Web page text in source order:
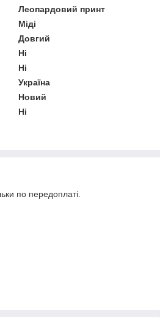
Леопардовий принт
Міді
Довгий
Ні
Ні
Україна
Новий
Ні
по передоплаті.